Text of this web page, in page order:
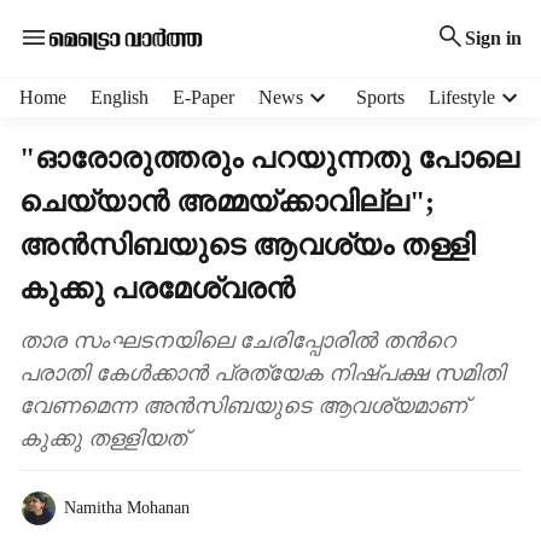
Sign in
Home English E-Paper News Sports Lifestyle
"ഓരോരുത്തരും പറയുന്നതു പോലെ
ചെയ്യാൻ അമ്മയ്ക്കാവില്ല";
അൻസിബയുടെ ആവശ്യം തള്ളി
കുക്കു പരമേശ്വരൻ
താര സംഘടനയിലെ ചേരിപ്പോരിൽ തന്‍റെ
പരാതി കേൾക്കാൻ പ്രത്യേക നിഷ്പക്ഷ സമിതി
വേണമെന്ന അൻസിബയുടെ ആവശ്യമാണ്
കുക്കു തള്ളിയത്
Namitha Mohanan